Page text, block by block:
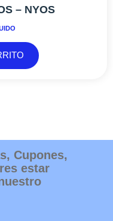
– NYOS
Cupones,
estar